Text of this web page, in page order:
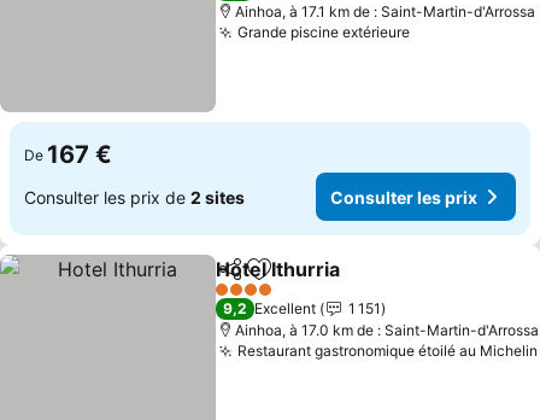
Ainhoa, à 17.1 km de : Saint-Martin-d'Arrossa
Grande piscine extérieureConsulter les
De 167 €
Consulter les prix de 2 sites Consulter les prix
PartagerAjouter à mes favoris
Hotel Ithurria
4 Étoiles
9,2 Excellent
1 151
Ainhoa, à 17.0 km de : Saint-Martin-d'Arrossa
Restaurant gastronomique étoilé au Michelin